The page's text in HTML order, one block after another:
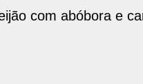
com abóbora e